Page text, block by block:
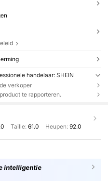
handelaar: SHEIN
verkoper
te rapporteren.
Taille: 61.0 Heupen: 92.0
intelligentie